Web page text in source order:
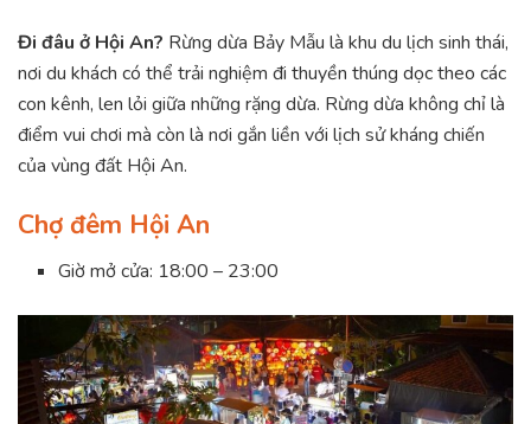
Đi đâu ở Hội An? Rừng dừa Bảy Mẫu là khu du lịch sinh thái,
nơi du khách có thể trải nghiệm đi thuyền thúng dọc theo các
con kênh, len lỏi giữa những rặng dừa. Rừng dừa không chỉ là
điểm vui chơi mà còn là nơi gắn liền với lịch sử kháng chiến
của vùng đất Hội An.
Chợ đêm Hội An
Giờ mở cửa: 18:00 – 23:00